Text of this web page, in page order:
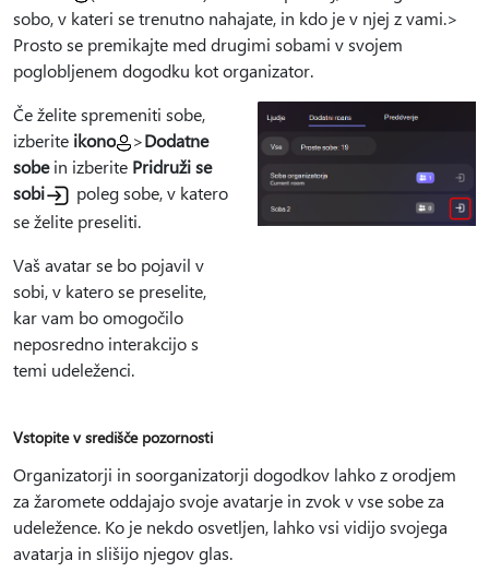
sobo, v kateri se trenutno nahajate, in kdo je v njej z vami.>
Prosto se premikajte med drugimi sobami v svojem
poglobljenem dogodku kot organizator.
Če želite spremeniti sobe,
izberite ikono >Dodatne
sobein izberite Pridruži se
sobi
poleg sobe, v katero
se želite preseliti.
Vaš avatar se bo pojavil v
sobi, v katero se preselite,
kar vam bo omogočilo
neposredno interakcijo s
temi udeleženci.
Vstopite v središče pozornosti
Organizatorji in soorganizatorji dogodkov lahko z orodjem
za žaromete oddajajo svoje avatarje in zvok v vse sobe za
udeležence. Ko je nekdo osvetljen, lahko vsi vidijo svojega
avatarja in slišijo njegov glas.